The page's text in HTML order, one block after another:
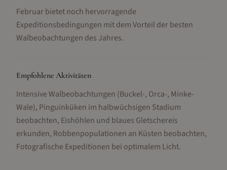
Februar bietet noch hervorragende
Expeditionsbedingungen mit dem Vorteil der besten
Walbeobachtungen des Jahres.
Empfohlene Aktivitäten
Intensive Walbeobachtungen (Buckel-, Orca-, Minke-
Wale), Pinguinküken im halbwüchsigen Stadium
beobachten, Eishöhlen und blaues Gletschereis
erkunden, Robbenpopulationen an Küsten beobachten,
Fotografische Expeditionen bei optimalem Licht.